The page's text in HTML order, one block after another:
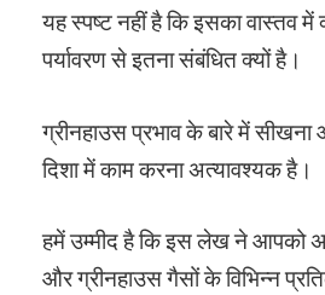
यह स्पष्ट नहीं है कि इसका वास्तव
पर्यावरण से इतना संबंधित क्यों है।
ग्रीनहाउस प्रभाव के बारे में
दिशा में काम करना अत्यावश्यक है।
हमें उम्मीद है कि इस लेख ने आपको
और ग्रीनहाउस गैसों के विभिन्न